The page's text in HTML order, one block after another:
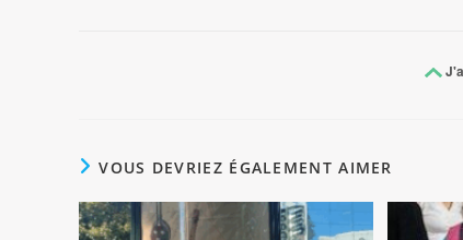
VOUS DEVRIEZ ÉGALEMENT AIMER